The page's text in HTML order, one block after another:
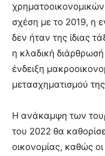
σχέση με το 2019, η
δεν ήταν της ίδιας
η κλαδική
ένδειξη
μετασχηματισμού της
Η ανάκαμψη των
του 2022 θα
οικονομίας, καθώς